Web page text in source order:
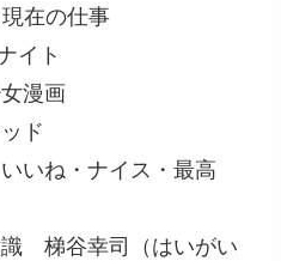
在の仕事
イト
漫画
ド
いね・ナイス・最高
梯谷幸司（はいがい